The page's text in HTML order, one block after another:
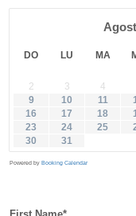
DO LU MA
2
3 4
9
10 11
16
17 18
23
24 25
30
31
Powered by Booking Calendar